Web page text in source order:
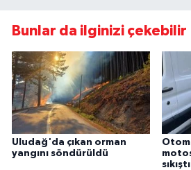
Bunlar da ilginizi çekebilir
Uludağ'da çıkan orman
yangını söndürüldü